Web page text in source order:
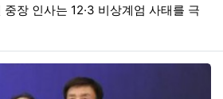
장 인사는 12·3 비상계엄 사태를 극